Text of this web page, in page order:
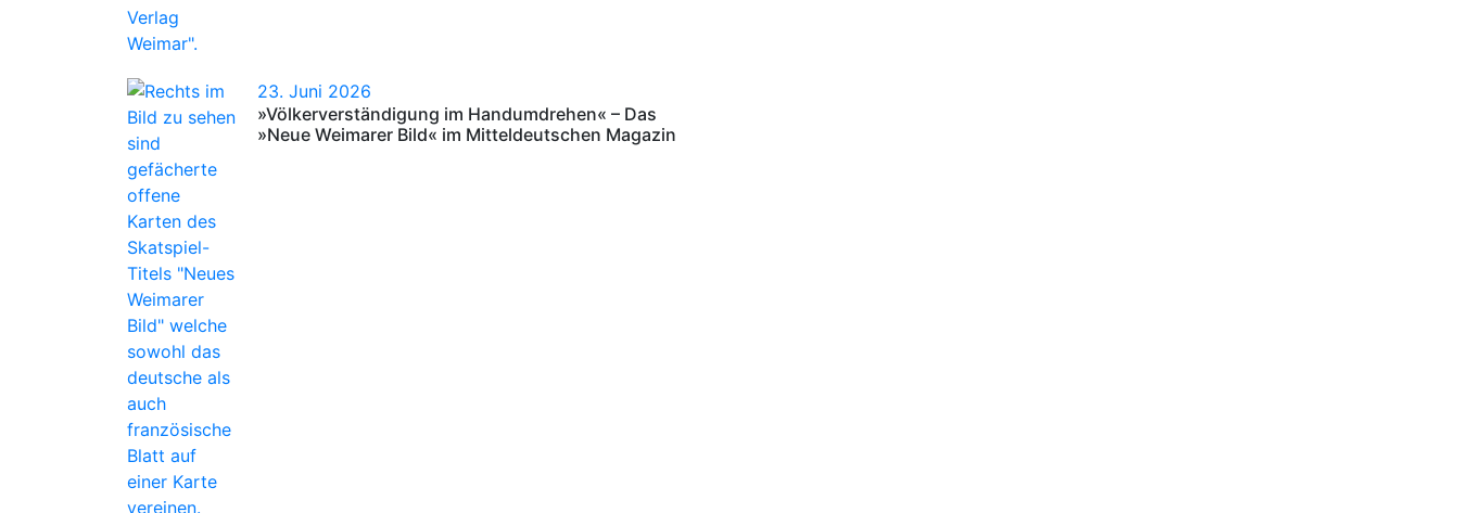
23. Juni 2026
»Völkerverständigung im Handumdrehen« – Das
»Neue Weimarer Bild« im Mitteldeutschen Magazin